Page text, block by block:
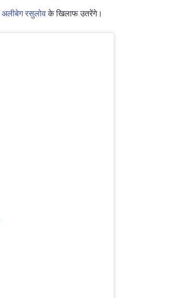
अलीबेग रसुलोवके खिलाफ उतरेंगे।